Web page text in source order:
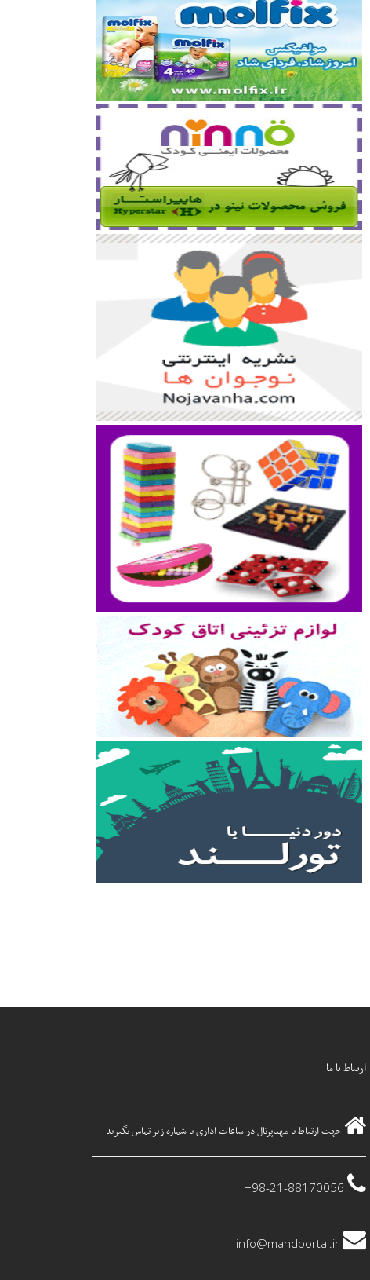
ارتباط با ما
جهت ارتباط با مهدپرتال در ساعات اداری با شماره زیر تماس بگیرید